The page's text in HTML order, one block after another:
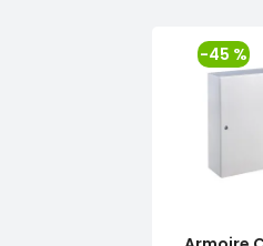
-45 %